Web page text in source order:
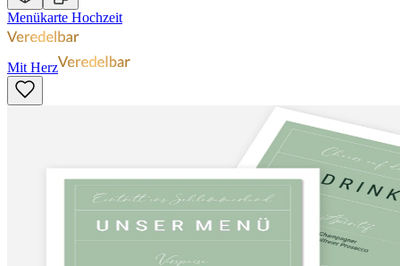
Menükarte Hochzeit
Mit Herz